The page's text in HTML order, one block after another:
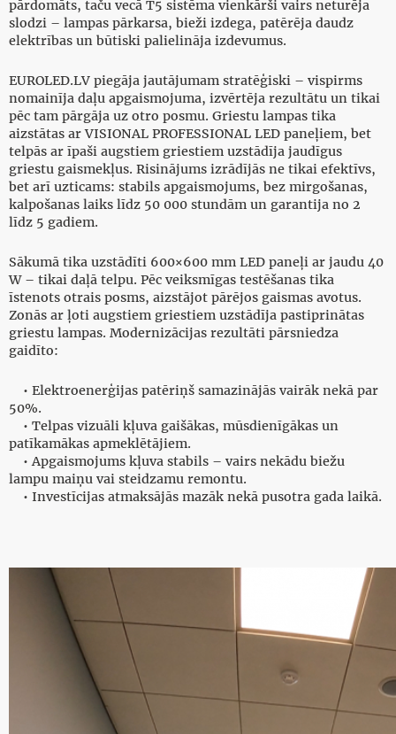
pārdomāts, taču vecā T5 sistēma vienkārši vairs neturēja
slodzi – lampas pārkarsa, bieži izdega, patērēja daudz
elektrības un būtiski palielināja izdevumus.
EUROLED.LV piegāja jautājumam stratēģiski – vispirms
nomainīja daļu apgaismojuma, izvērtēja rezultātu un tikai
pēc tam pārgāja uz otro posmu. Griestu lampas tika
aizstātas ar VISIONAL PROFESSIONAL LED paneļiem, bet
telpās ar īpaši augstiem griestiem uzstādīja jaudīgus
griestu gaismekļus. Risinājums izrādījās ne tikai efektīvs,
bet arī uzticams: stabils apgaismojums, bez mirgošanas,
kalpošanas laiks līdz 50 000 stundām un garantija no 2
līdz 5 gadiem.
Sākumā tika uzstādīti 600×600 mm LED paneļi ar jaudu 40
W – tikai daļā telpu. Pēc veiksmīgas testēšanas tika
īstenots otrais posms, aizstājot pārējos gaismas avotus.
Zonās ar ļoti augstiem griestiem uzstādīja pastiprinātas
griestu lampas. Modernizācijas rezultāti pārsniedza
gaidīto:
• Elektroenerģijas patēriņš samazinājās vairāk nekā par
50%.
• Telpas vizuāli kļuva gaišākas, mūsdienīgākas un
patīkamākas apmeklētājiem.
• Apgaismojums kļuva stabils – vairs nekādu biežu
lampu maiņu vai steidzamu remontu.
• Investīcijas atmaksājās mazāk nekā pusotra gada laikā.